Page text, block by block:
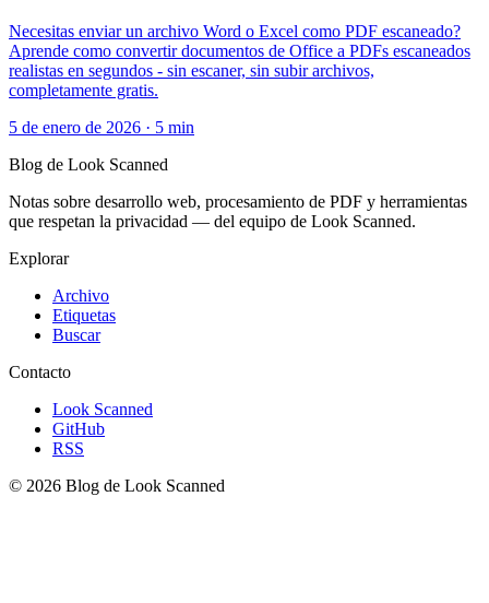
Necesitas enviar un archivo Word o Excel como PDF escaneado?
Aprende como convertir documentos de Office a PDFs escaneados
realistas en segundos - sin escaner, sin subir archivos,
completamente gratis.
5 de enero de 2026 · 5 min
Blog de Look Scanned
Notas sobre desarrollo web, procesamiento de PDF y herramientas
que respetan la privacidad — del equipo de Look Scanned.
Explorar
Archivo
Etiquetas
Buscar
Contacto
Look Scanned
GitHub
RSS
© 2026 Blog de Look Scanned